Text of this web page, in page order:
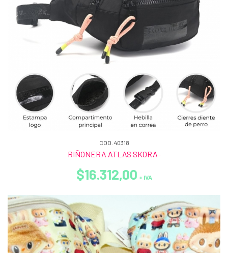
COD. 40318
RIÑONERA ATLAS SKORA-
$16.312,00 + IVA